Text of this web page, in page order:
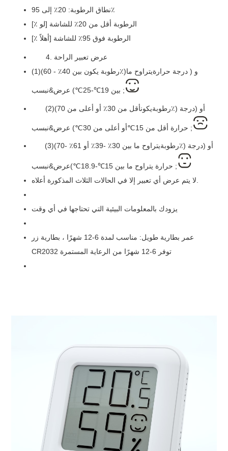
نطاق الرطوبة: 20٪ إلى 95٪
الرطوبة أقل من 20٪ للشاشة [لو ٪]
الرطوبة فوق 95٪ للشاشة [أهلاً ٪]
4. عرض تعبير الراحة
(1)( رطوبة يكون بين 40٪ - 60٪) و ( درجة حرارةيتراوح ما
بين 19
℃
-25
℃
) عرض&نبسب ;
(2)( رطوبةيكون أقل من 30٪ أو أعلى من 70٪) أو (درجة
حرارة أقل من 15
℃أو أعلى من 30 ℃
) عرض&نبسب ;
(3)( رطوبةيتراوح ما بين 30٪ -39٪ أو 61٪ -70٪ ) أو (درجة
حرارة يتراوح ما بين 15
℃
-18.9
℃
)
عرض&نبسب ;
لا يتم عرض أي تعبير إلا في الحالات الثلاث المذكورة أعلاه
يزودك بالمعلومات البيئية التي تحتاجها في أي وقت
عمر بطارية طويل: مناسب لمدة 6-12 شهرًا ، بطارية زر
CR2032 توفر 6-12 شهرًا من الرعاية المستمرة